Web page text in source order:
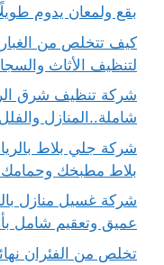
بقع ولمعان يدوم
كيف تتخلص من
لتنظيف الأثاث
شركة تنظيف شرق
شاملة..المنازل
بلاط مطبخك وحمامك
عميق وتعقيم شامل